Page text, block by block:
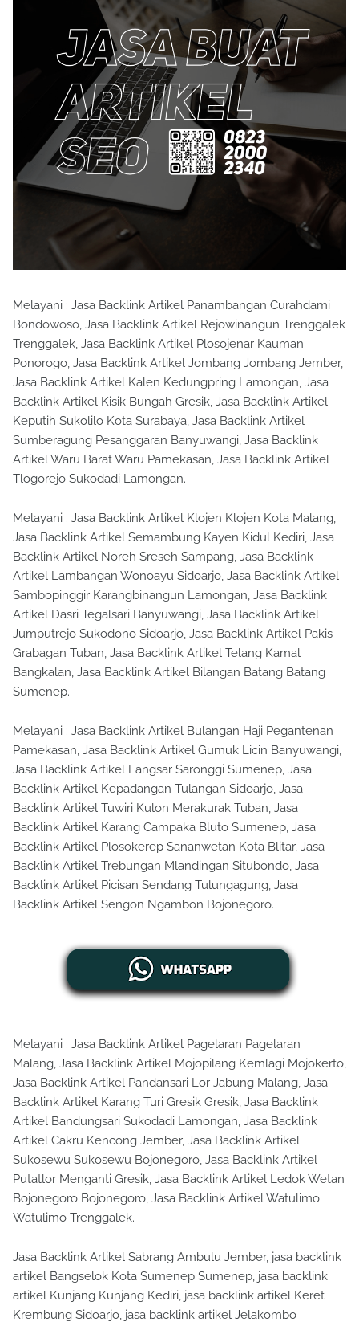
Melayani : Jasa Backlink Artikel Panambangan Curahdami
Bondowoso, Jasa Backlink Artikel Rejowinangun Trenggalek
Trenggalek, Jasa Backlink Artikel Plosojenar Kauman
Ponorogo, Jasa Backlink Artikel Jombang Jombang Jember,
Jasa Backlink Artikel Kalen Kedungpring Lamongan, Jasa
Backlink Artikel Kisik Bungah Gresik, Jasa Backlink Artikel
Keputih Sukolilo Kota Surabaya, Jasa Backlink Artikel
Sumberagung Pesanggaran Banyuwangi, Jasa Backlink
Artikel Waru Barat Waru Pamekasan, Jasa Backlink Artikel
Tlogorejo Sukodadi Lamongan.
Melayani : Jasa Backlink Artikel Klojen Klojen Kota Malang,
Jasa Backlink Artikel Semambung Kayen Kidul Kediri, Jasa
Backlink Artikel Noreh Sreseh Sampang, Jasa Backlink
Artikel Lambangan Wonoayu Sidoarjo, Jasa Backlink Artikel
Sambopinggir Karangbinangun Lamongan, Jasa Backlink
Artikel Dasri Tegalsari Banyuwangi, Jasa Backlink Artikel
Jumputrejo Sukodono Sidoarjo, Jasa Backlink Artikel Pakis
Grabagan Tuban, Jasa Backlink Artikel Telang Kamal
Bangkalan, Jasa Backlink Artikel Bilangan Batang Batang
Sumenep.
Melayani : Jasa Backlink Artikel Bulangan Haji Pegantenan
Pamekasan, Jasa Backlink Artikel Gumuk Licin Banyuwangi,
Jasa Backlink Artikel Langsar Saronggi Sumenep, Jasa
Backlink Artikel Kepadangan Tulangan Sidoarjo, Jasa
Backlink Artikel Tuwiri Kulon Merakurak Tuban, Jasa
Backlink Artikel Karang Campaka Bluto Sumenep, Jasa
Backlink Artikel Plosokerep Sananwetan Kota Blitar, Jasa
Backlink Artikel Trebungan Mlandingan Situbondo, Jasa
Backlink Artikel Picisan Sendang Tulungagung, Jasa
Backlink Artikel Sengon Ngambon Bojonegoro.
Melayani : Jasa Backlink Artikel Pagelaran Pagelaran
Malang, Jasa Backlink Artikel Mojopilang Kemlagi Mojokerto,
Jasa Backlink Artikel Pandansari Lor Jabung Malang, Jasa
Backlink Artikel Karang Turi Gresik Gresik, Jasa Backlink
Artikel Bandungsari Sukodadi Lamongan, Jasa Backlink
Artikel Cakru Kencong Jember, Jasa Backlink Artikel
Sukosewu Sukosewu Bojonegoro, Jasa Backlink Artikel
Putatlor Menganti Gresik, Jasa Backlink Artikel Ledok Wetan
Bojonegoro Bojonegoro, Jasa Backlink Artikel Watulimo
Watulimo Trenggalek.
Jasa Backlink Artikel Sabrang Ambulu Jember, jasa backlink
artikel Bangselok Kota Sumenep Sumenep, jasa backlink
artikel Kunjang Kunjang Kediri, jasa backlink artikel Keret
Krembung Sidoarjo, jasa backlink artikel Jelakombo